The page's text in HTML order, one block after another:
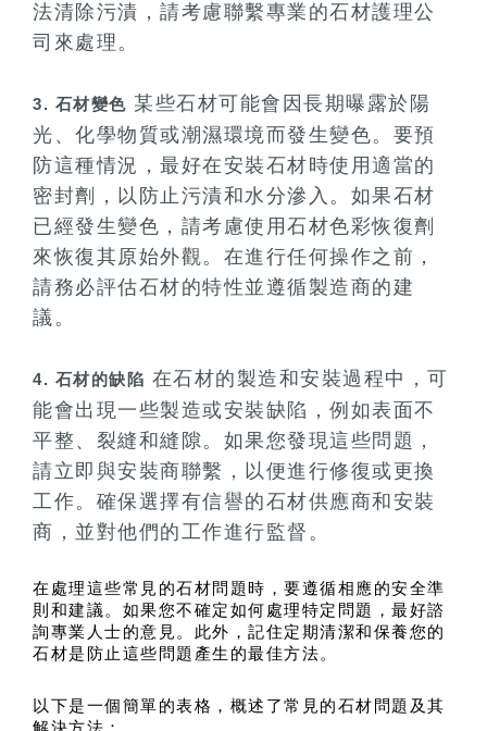
法清除污漬，請考慮聯繫專業的石材護理公
司來處理。
3. 石材變色 某些石材可能會因長期曝露於陽
光、化學物質或潮濕環境而發生變色。要預
防這種情況，最好在安裝石材時使用適當的
密封劑，以防止污漬和水分滲入。如果石材
已經發生變色，請考慮使用石材色彩恢復劑
來恢復其原始外觀。在進行任何操作之前，
請務必評估石材的特性並遵循製造商的建
議。
4. 石材的缺陷 在石材的製造和安裝過程中，可
能會出現一些製造或安裝缺陷，例如表面不
平整、裂縫和縫隙。如果您發現這些問題，
請立即與安裝商聯繫，以便進行修復或更換
工作。確保選擇有信譽的石材供應商和安裝
商，並對他們的工作進行監督。
在處理這些常見的石材問題時，要遵循相應的安全準
則和建議。如果您不確定如何處理特定問題，最好諮
詢專業人士的意見。此外，記住定期清潔和保養您的
石材是防止這些問題產生的最佳方法。
以下是一個簡單的表格，概述了常見的石材問題及其